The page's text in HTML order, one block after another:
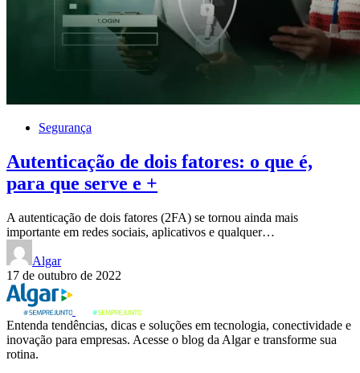
Segurança
Autenticação de dois fatores: o que é,
para que serve e +
A autenticação de dois fatores (2FA) se tornou ainda mais
importante em redes sociais, aplicativos e qualquer…
Algar
17 de outubro de 2022
Entenda tendências, dicas e soluções em tecnologia, conectividade e
inovação para empresas. Acesse o blog da Algar e transforme sua
rotina.